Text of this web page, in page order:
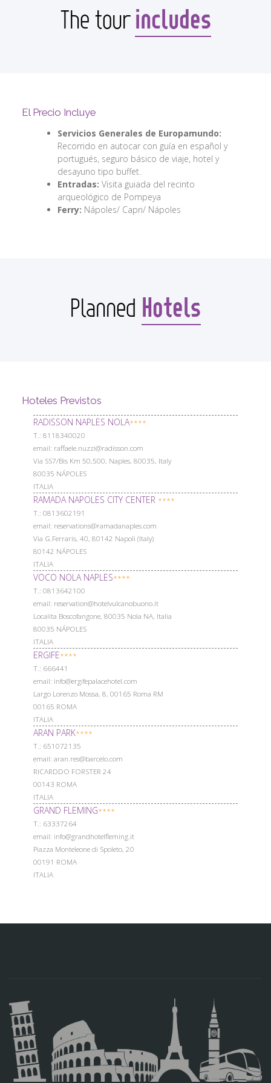
The tourincludes
El Precio Incluye
Servicios Generales de Europamundo:
Recorrido en autocar con guía en español y
portugués, seguro básico de viaje, hotel y
desayuno tipo buffet.
Entradas: Visita guiada del recinto
arqueológico de Pompeya
Ferry: Nápoles/ Capri/ Nápoles
Planned Hotels
Hoteles Previstos
RADISSON NAPLES NOLA****
Т.: 8118340020
email: raffaele.nuzzi@radisson.com
Via SS7/Bis Km 50,500, Naples, 80035, Italy
80035 NÁPOLES
ITALIA
RAMADA NAPOLES CITY CENTER ****
Т.: 0813602191
email: reservations@ramadanaples.com
Via G.Ferraris, 40, 80142 Napoli (Italy)
80142 NÁPOLES
ITALIA
VOCO NOLA NAPLES****
Т.: 0813642100
email: reservation@hotelvulcanobuono.it
Localita Boscofangone, 80035 Nola NA, Italia
80035 NÁPOLES
ITALIA
ERGIFE****
Т.: 666441
email: info@ergifepalacehotel.com
Largo Lorenzo Mossa, 8, 00165 Roma RM
00165 ROMA
ITALIA
ARAN PARK****
Т.: 651072135
email: aran.res@barcelo.com
RICARDDO FORSTER 24
00143 ROMA
ITALIA
GRAND FLEMING****
Т.: 63337264
email: info@grandhotelfleming.it
Piazza Monteleone di Spoleto, 20
00191 ROMA
ITALIA